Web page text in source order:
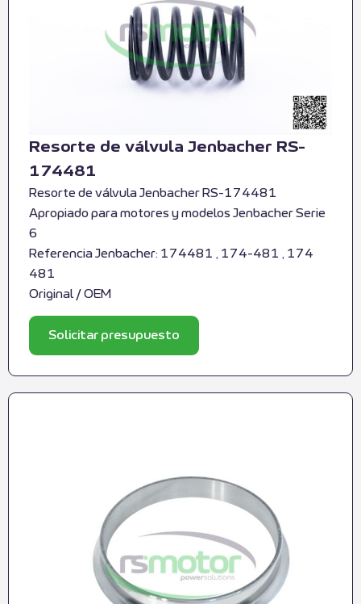
Resorte de válvula Jenbacher RS-
174481
Resorte de válvula Jenbacher RS-174481
Apropiado para motores y modelos Jenbacher Serie
6
Referencia Jenbacher: 174481 , 174-481 , 174
481
Original / OEM
Solicitar presupuesto